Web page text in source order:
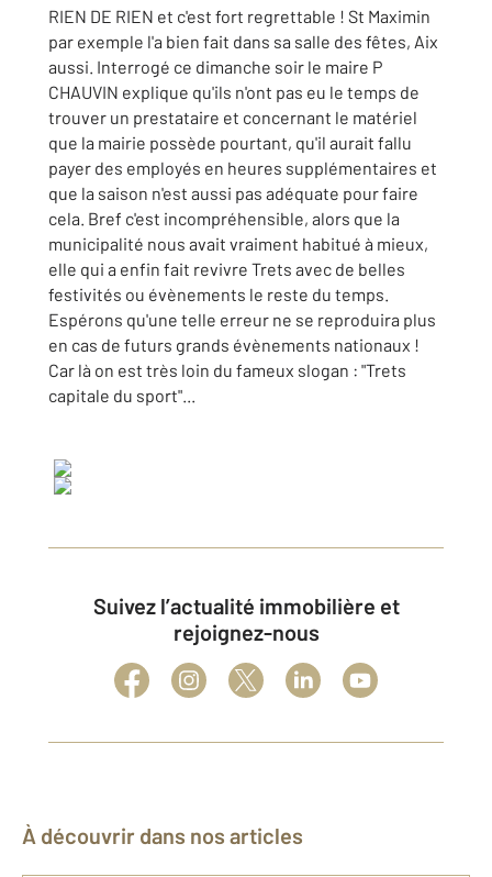
RIEN DE RIEN et c'est fort regrettable ! St Maximin
par exemple l'a bien fait dans sa salle des fêtes, Aix
aussi. Interrogé ce dimanche soir le maire P
CHAUVIN explique qu'ils n'ont pas eu le temps de
trouver un prestataire et concernant le matériel
que la mairie possède pourtant, qu'il aurait fallu
payer des employés en heures supplémentaires et
que la saison n'est aussi pas adéquate pour faire
cela. Bref c'est incompréhensible, alors que la
municipalité nous avait vraiment habitué à mieux,
elle qui a enfin fait revivre Trets avec de belles
festivités ou évènements le reste du temps.
Espérons qu'une telle erreur ne se reproduira plus
en cas de futurs grands évènements nationaux !
Car là on est très loin du fameux slogan : "Trets
capitale du sport"...
Suivez l’actualité immobilière et
rejoignez-nous
À découvrir dans nos articles